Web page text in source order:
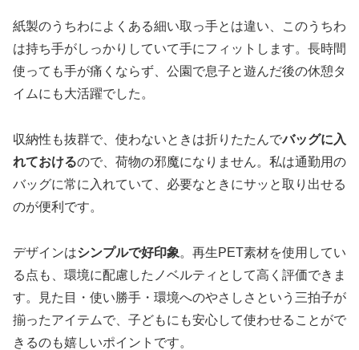
紙製のうちわによくある細い取っ手とは違い、このうちわ
は持ち手がしっかりしていて手にフィットします。長時間
使っても手が痛くならず、公園で息子と遊んだ後の休憩タ
イムにも大活躍でした。
収納性も抜群で、使わないときは折りたたんでバッグに入
れておけるので、荷物の邪魔になりません。私は通勤用の
バッグに常に入れていて、必要なときにサッと取り出せる
のが便利です。
デザインはシンプルで好印象。再生PET素材を使用してい
る点も、環境に配慮したノベルティとして高く評価できま
す。見た目・使い勝手・環境へのやさしさという三拍子が
揃ったアイテムで、子どもにも安心して使わせることがで
きるのも嬉しいポイントです。